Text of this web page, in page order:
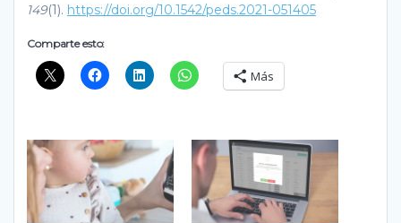
149(1). https://doi.org/10.1542/peds.2021-051405
Comparte esto:
Más